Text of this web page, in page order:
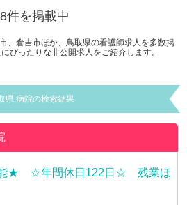
件を掲載中
、倉吉市ほか、鳥取県の看護師求人を多数掲
ぴったりな非公開求人をご紹介します。
県 病院の検索結果
能★ ☆年間休日122日☆ 残業ほ